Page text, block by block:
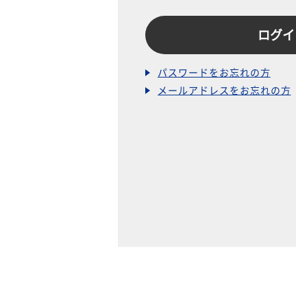
パスワードをお忘れの方
メールアドレスをお忘れの方